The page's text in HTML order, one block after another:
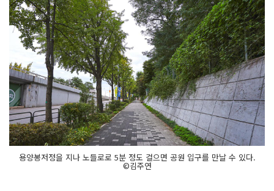
용양봉저정을 지나 노들로로 5분 정도 걸으면 공원 입구를 만날 수 있다.
©김주연